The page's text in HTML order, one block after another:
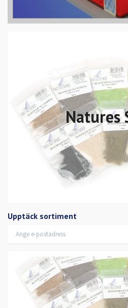
Natures
Upptäck sortiment